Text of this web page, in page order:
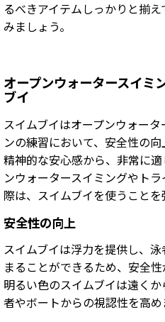
るべきアイテムしっかりと揃
みましょう。
オープンウォータースイミ
ブイ
スイムブイはオープンウォー
ンの練習において、安全性の向
精神的な安心感から、非常に
ンウォータースイミングやト
際は、スイムブイを使うことを
安全性の向上
スイムブイは浮力を提供し、
まることができるため、安全性
明るい色のスイムブイは遠く
者やボートからの視認性を高め